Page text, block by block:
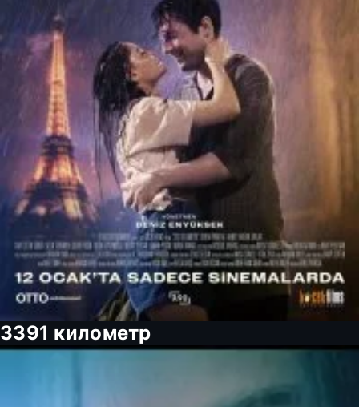
3391 километр